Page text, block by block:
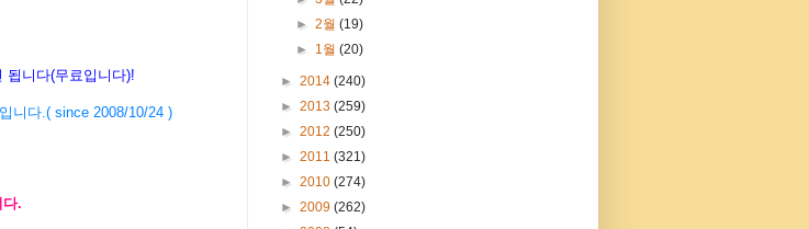
됩니다(무료입니다)!
니다.( since 2008/10/24 )
.
►2월(19)
► 1월(20)
► 2014 (240)
► 2013 (259)
► 2012 (250)
► 2011 (321)
► 2010 (274)
► 2009 (262)